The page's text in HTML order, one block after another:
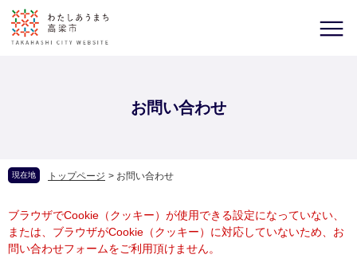
お問い合わせ
現在地 トップページ > お問い合わせ
ブラウザでCookie（クッキー）が使用できる設定になっていない、
または、ブラウザがCookie（クッキー）に対応していないため、お
問い合わせフォームをご利用頂けません。